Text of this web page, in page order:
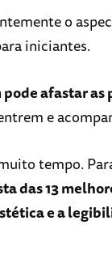
o
iniciantes.
afastar as
e
tempo.
das 13
e a